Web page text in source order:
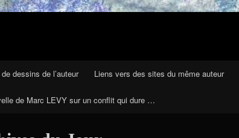
dessins de l’auteur Liens vers des sites du même auteur
de Marc LEVY sur un conflit qui dure …